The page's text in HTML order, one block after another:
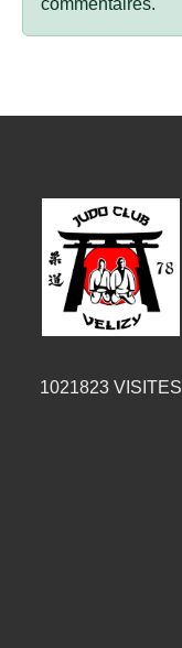
commentaires.
1021823VISITES